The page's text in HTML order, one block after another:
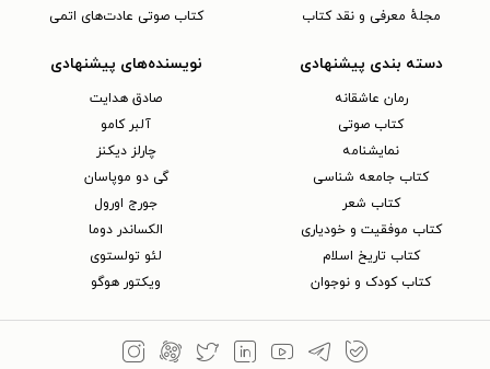
مجلهٔ معرفی و نقد کتاب
کتاب صوتی عادت‌های اتمی
دسته بندی پیشنهادی
رمان عاشقانه
کتاب‌ صوتی
نمایشنامه
کتاب جامعه شناسی
کتاب شعر
کتاب موفقیت و خودیاری
کتاب تاریخ اسلام
کتاب کودک و نوجوان
نویسنده‌های پیشنهادی
صادق هدایت
آلبر کامو
چارلز دیکنز
گی دو موپاسان
جورج اورول
الکساندر دوما
لئو تولستوی
ویکتور هوگو